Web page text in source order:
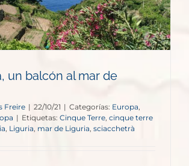
un balcón al mar de
Freire | 22/10/21 | Categorías: Europa,
| Etiquetas: Cinque Terre, cinque terre
, Liguria, mar de Liguria, sciacchetrà